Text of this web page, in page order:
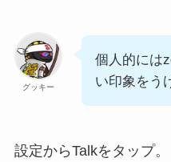
グッキー
個人的には
い印象をう
設定からTalkをタップ。